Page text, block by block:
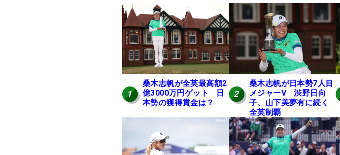
1
桑木志帆が全英最高額2
億3000万円ゲット 日
本勢の獲得賞金は？
2
桑木志帆が日本勢7人目
メジャーV 渋野日向
子、山下美夢有に続く
全英制覇